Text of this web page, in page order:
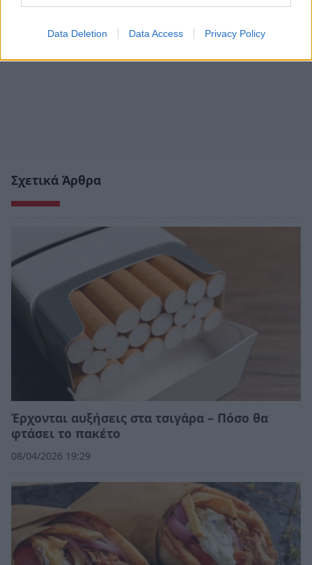
Data Deletion Data Access Privacy Policy
Σχετικά Άρθρα
Έρχονται αυξήσεις στα τσιγάρα – Πόσο θα
φτάσει το πακέτο
08/04/2026 19:29